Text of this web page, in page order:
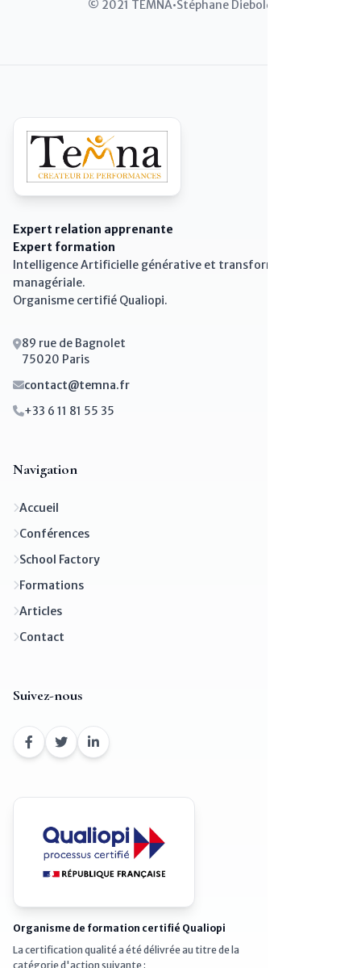
© 2021 TEMNA•Stéphane Diebold
Expert relation apprenante
Expert formation
Intelligence Artificielle générative et transformation
managériale.
Organisme certifié Qualiopi.
89 rue de Bagnolet
75020 Paris
contact@temna.fr
+33 6 11 81 55 35
Navigation
Accueil
Conférences
School Factory
Formations
Articles
Contact
Suivez-nous
Organisme de formation certifié Qualiopi
La certification qualité a été délivrée au titre de la
catégorie d'action suivante :